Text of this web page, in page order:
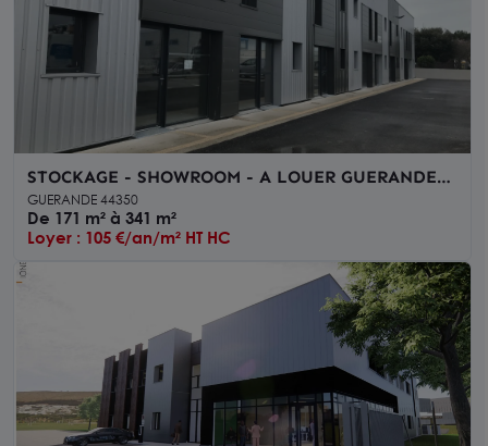
STOCKAGE - SHOWROOM - A LOUER GUERANDE
VILLAJAMES 340 M2 - 170m2 - CELLULE
GUERANDE 44350
De 171 m² à 341 m²
Loyer : 105 €/an/m² HT HC